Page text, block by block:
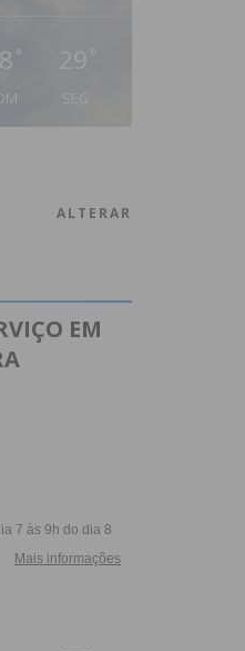
° 29 °
ALTERAR
EM